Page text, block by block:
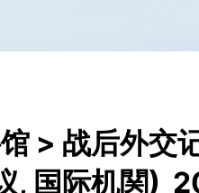
> 战后外交
, 国际机関)